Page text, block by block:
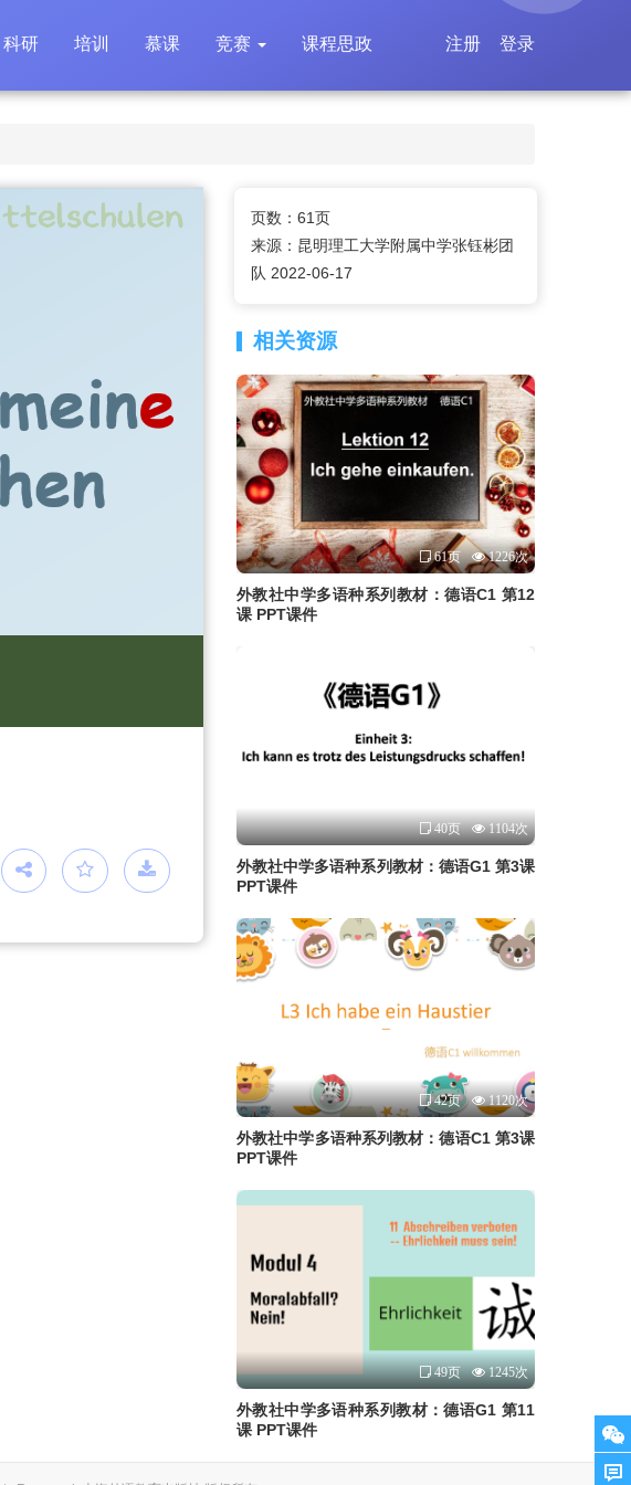
科研 培训 慕课 竞赛 课程思政 登录
注册
页数：61页
来源：昆明理工大学附属中学张钰彬团
队 2022-06-17
相关资源
61页 1226次
外教社中学多语种系列教材：德语C1 第12
课 PPT课件
40页 1104次
外教社中学多语种系列教材：德语G1 第3课
PPT课件
42页 1120次
外教社中学多语种系列教材：德语C1 第3课
PPT课件
49页 1245次
外教社中学多语种系列教材：德语G1 第11
课 PPT课件